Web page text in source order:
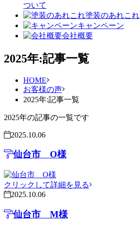
ついて
塗装のあれこれ
キャンペーン
会社概要
2025年:記事一覧
HOME
お客様の声
2025年:記事一覧
2025年の記事の一覧です
2025.10.06
仙台市 O様
クリックして詳細を見る
2025.10.06
仙台市 M様